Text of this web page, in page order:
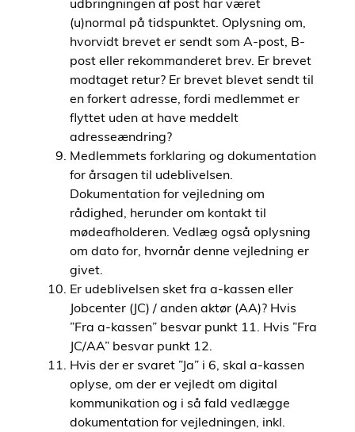
udbringningen af post har været
(u)normal på tidspunktet. Oplysning om,
hvorvidt brevet er sendt som A-post, B-
post eller rekommanderet brev. Er brevet
modtaget retur? Er brevet blevet sendt til
en forkert adresse, fordi medlemmet er
flyttet uden at have meddelt
adresseændring?
Medlemmets forklaring og dokumentation
for årsagen til udeblivelsen.
Dokumentation for vejledning om
rådighed, herunder om kontakt til
mødeafholderen. Vedlæg også oplysning
om dato for, hvornår denne vejledning er
givet.
Er udeblivelsen sket fra a-kassen eller
Jobcenter (JC) / anden aktør (AA)? Hvis
”Fra a-kassen” besvar punkt 11. Hvis ”Fra
JC/AA” besvar punkt 12.
Hvis der er svaret ”Ja” i 6, skal a-kassen
oplyse, om der er vejledt om digital
kommunikation og i så fald vedlægge
dokumentation for vejledningen, inkl.